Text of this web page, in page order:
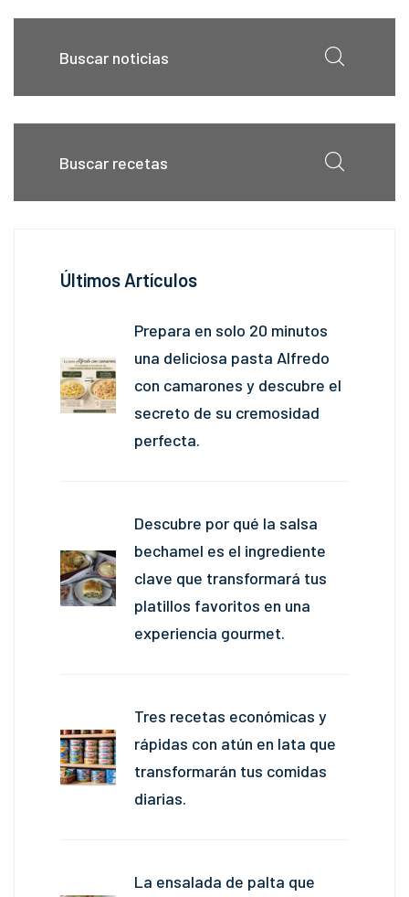
Últimos Artículos
Prepara en solo 20 minutos
una deliciosa pasta Alfredo
con camarones y descubre el
secreto de su cremosidad
perfecta.
Descubre por qué la salsa
bechamel es el ingrediente
clave que transformará tus
platillos favoritos en una
experiencia gourmet.
Tres recetas económicas y
rápidas con atún en lata que
transformarán tus comidas
diarias.
La ensalada de palta que